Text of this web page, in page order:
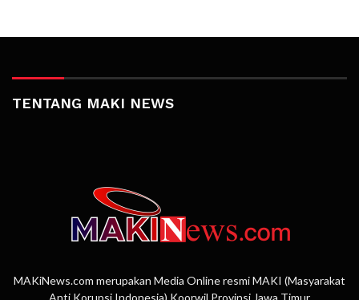
TENTANG MAKI NEWS
MAKiNews.com merupakan Media Online resmi MAKI (Masyarakat